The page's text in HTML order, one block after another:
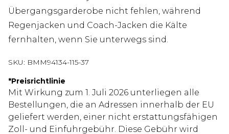
Übergangsgarderobe nicht fehlen, während
Regenjacken und Coach-Jacken die Kälte
fernhalten, wenn Sie unterwegs sind.
SKU: BMM94134-115-37
*Preisrichtlinie
Mit Wirkung zum 1. Juli 2026 unterliegen alle
Bestellungen, die an Adressen innerhalb der EU
geliefert werden, einer nicht erstattungsfähigen
Zoll- und Einfuhrgebühr. Diese Gebühr wird